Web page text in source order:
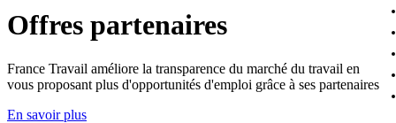
Offres partenaires
France Travail améliore la transparence du marché du travail en
vous proposant plus d'opportunités d'emploi grâce à ses partenaires
En savoir plus